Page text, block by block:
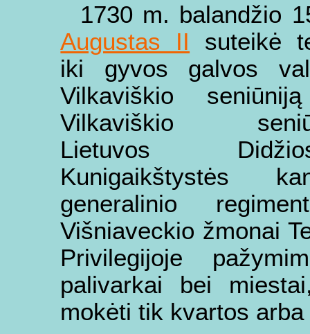
1730 m. balandžio
Augustas II suteikė
iki gyvos galvos
Vilkaviškio
Vilkaviškio
Lietuvos
Kunigaikštystės
generalinio
Višniaveckio žmonai
Privilegijoje
palivarkai bei
mokėti tik kvartos